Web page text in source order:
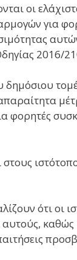
οι
για
2016/
φορητές
ότι οι